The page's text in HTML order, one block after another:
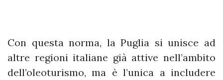
Con questa norma, la Puglia si unisce ad
altre regioni italiane già attive nell’ambito
dell’oleoturismo, ma è l’unica a includere